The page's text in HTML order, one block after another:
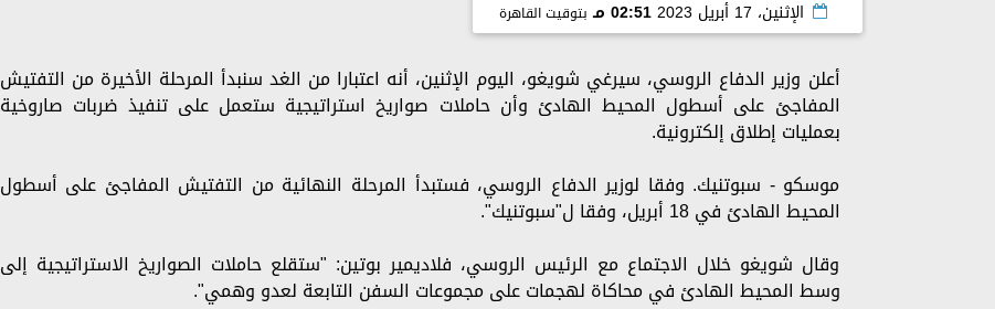
الإثنين، 17 أبريل 2023 02:51 مـ بتوقيت القاهرة
أعلن وزير الدفاع الروسي، سيرغي شويغو، اليوم الإثنين، أنه اعتبارا من الغد سنبدأ المرحلة الأخيرة من التفتيش
المفاجئ على أسطول المحيط الهادئ وأن حاملات صواريخ استراتيجية ستعمل على تنفيذ ضربات صاروخية
بعمليات إطلاق إلكترونية.
موسكو - سبوتنيك. وفقا لوزير الدفاع الروسي، فستبدأ المرحلة النهائية من التفتيش المفاجئ على أسطول
المحيط الهادئ في 18 أبريل، وفقا ل"سبوتنيك".
وقال شويغو خلال الاجتماع مع الرئيس الروسي، فلاديمير بوتين: "ستقلع حاملات الصواريخ الاستراتيجية إلى
وسط المحيط الهادئ في محاكاة لهجمات على مجموعات السفن التابعة لعدو وهمي".